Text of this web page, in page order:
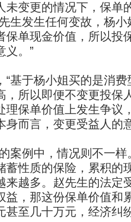
未变更的情况下，保单
生发生任何变故，杨
保单现金价值，所以投
义。”
于杨小姐买的是消费
，所以即便不变更投保
理保单价值上发生争议
身而言，变更受益人的
例中，情况则不一样
蓄性质的保险，累积的
来越多。赵先生的法定
益，那这份保单价值和
甚至几十万元，经济纠